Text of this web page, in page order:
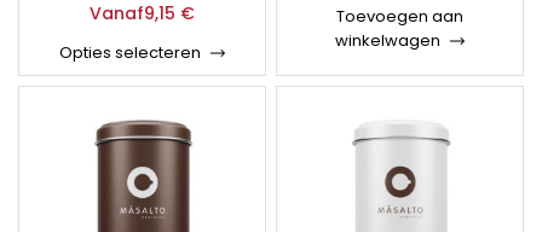
Vanaf9,15 €
Opties selecteren
Toevoegen aan
winkelwagen